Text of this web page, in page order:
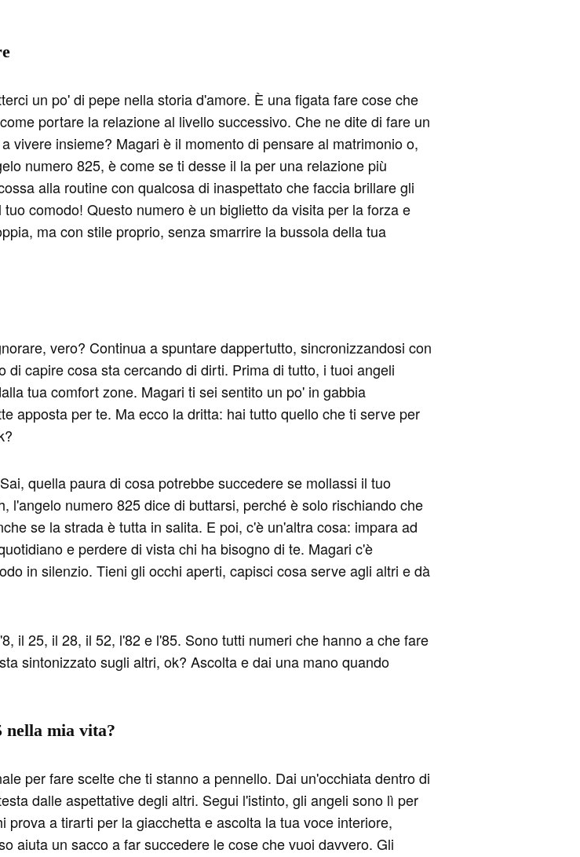
un po' di pepe nella storia d'amore. È una figata fare cose che
portare la relazione al livello successivo. Che ne dite di fare un
vivere insieme? Magari è il momento di pensare al matrimonio o,
numero 825, è come se ti desse il la per una relazione più
alla routine con qualcosa di inaspettato che faccia brillare gli
comodo! Questo numero è un biglietto da visita per la forza e
ma con stile proprio, senza smarrire la bussola della tua
vero? Continua a spuntare dappertutto, sincronizzandosi con
capire cosa sta cercando di dirti. Prima di tutto, i tuoi angeli
tua comfort zone. Magari ti sei sentito un po' in gabbia
apposta per te. Ma ecco la dritta: hai tutto quello che ti serve per
quella paura di cosa potrebbe succedere se mollassi il tuo
l'angelo numero 825 dice di buttarsi, perché è solo rischiando che
se la strada è tutta in salita. E poi, c'è un'altra cosa: impara ad
e perdere di vista chi ha bisogno di te. Magari c'è
in silenzio. Tieni gli occhi aperti, capisci cosa serve agli altri e dà
il 25, il 28, il 52, l'82 e l'85. Sono tutti numeri che hanno a che fare
sintonizzato sugli altri, ok? Ascolta e dai una mano quando
nella mia vita?
per fare scelte che ti stanno a pennello. Dai un'occhiata dentro di
dalle aspettative degli altri. Segui l'istinto, gli angeli sono lì per
a tirarti per la giacchetta e ascolta la tua voce interiore,
aiuta un sacco a far succedere le cose che vuoi davvero. Gli